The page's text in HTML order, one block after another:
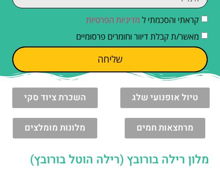
קראתי והסכמתי ל מדיניות הפרטיות
מאשר/ת קבלת דיוור וחומרים פרסומיים
שליחה
טיול אופנועי שלג השכרת ציוד סקי
מרחצאות חמים מלונות מומלצים
מלון רילה בורובץ (רילה הוטל בורובץ)